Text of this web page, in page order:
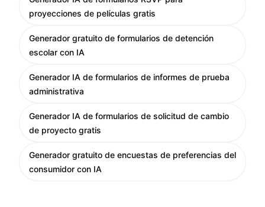
proyecciones de películas gratis
Generador gratuito de formularios de detención
escolar con IA
Generador IA de formularios de informes de prueba
administrativa
Generador IA de formularios de solicitud de cambio
de proyecto gratis
Generador gratuito de encuestas de preferencias del
consumidor con IA